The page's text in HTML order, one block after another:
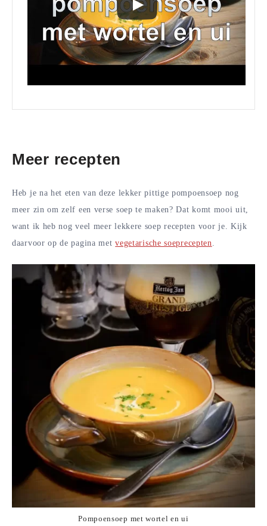
Meer recepten
Heb je na het eten van deze lekker pittige pompoensoep nog
meer zin om zelf een verse soep te maken? Dat komt mooi uit,
want ik heb nog veel meer lekkere soep recepten voor je. Kijk
daarvoor op de pagina metvegetarische soeprecepten.
Pompoensoep met wortel en ui